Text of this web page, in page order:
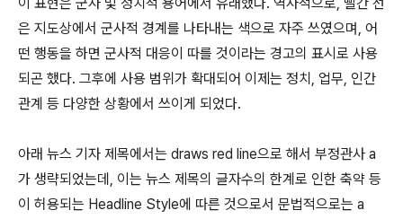
은 지도상에서 군사적 경계를 나타내는 색으로 자주 쓰였으며, 어
떤 행동을 하면 군사적 대응이 따를 것이라는 경고의 표시로 사용
되곤 했다. 그후에 사용 범위가 확대되어 이제는 정치, 업무, 인간
관계 등 다양한 상황에서 쓰이게 되었다.
아래 뉴스 기자 제목에서는 draws red line으로 해서 부정관사 a
가 생략되었는데, 이는 뉴스 제목의 글자수의 한계로 인한 축약 등
이 허용되는 Headline Style에 따른 것으로서 문법적으로는 a